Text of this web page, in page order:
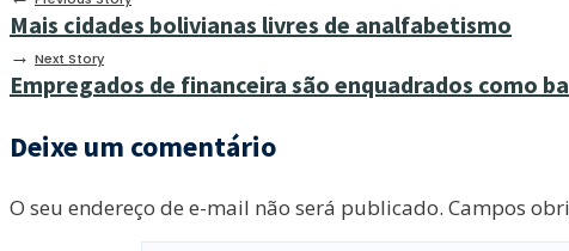
Mais cidades bolivianas livres de analfabetismo
→ Next Story
Empregados de financeira são enquadrados como
Deixe um comentário
O seu endereço de e-mail não será publicado. Campos